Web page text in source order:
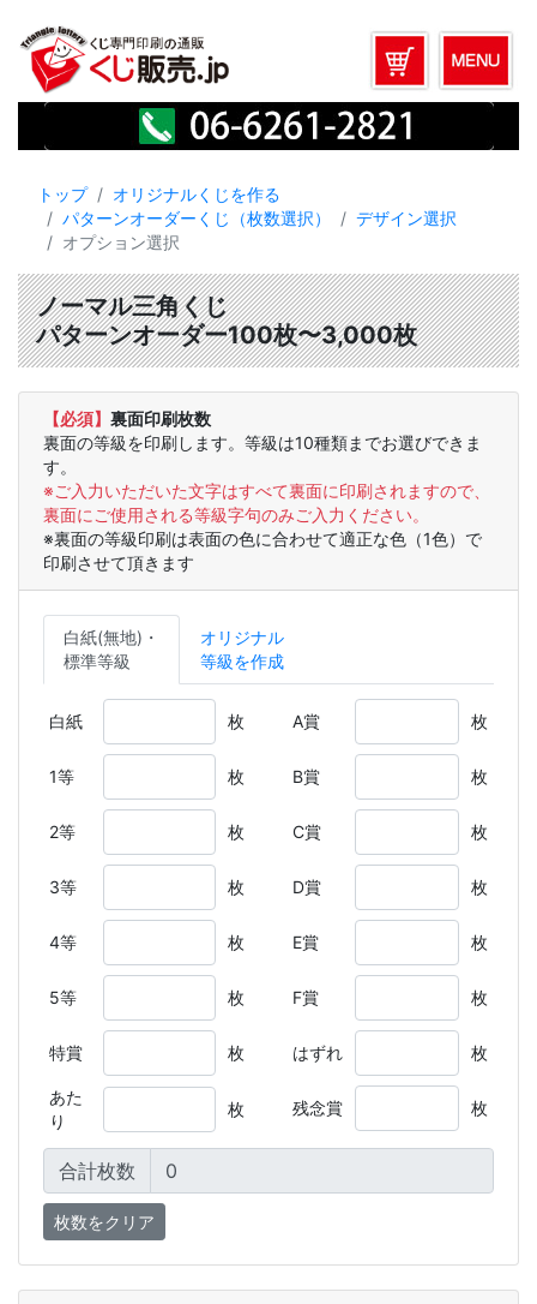
トップ
オリジナルくじを作る
パターンオーダーくじ（枚数選択）
デザイン選択
オプション選択
ノーマル三角くじ
パターンオーダー100枚〜3,000枚
【必須】 裏面印刷枚数
裏面の等級を印刷します。等級は10種類までお選びできま
す。
※ご入力いただいた文字はすべて裏面に印刷されますので、
裏面にご使用される等級字句のみご入力ください。
※裏面の等級印刷は表面の色に合わせて適正な色（1色）で
印刷させて頂きます
白紙(無地)・
標準等級
オリジナル
等級を作成
白紙 枚
1等 枚
2等 枚
3等 枚
4等 枚
5等 枚
特賞 枚
あた
り
枚
A賞 枚
B賞 枚
C賞 枚
D賞 枚
E賞 枚
F賞 枚
はずれ 枚
残念賞 枚
合計枚数